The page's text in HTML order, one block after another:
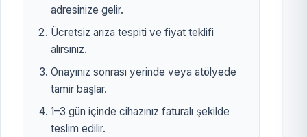
adresinize gelir.
Ücretsiz arıza tespiti ve fiyat teklifi
alırsınız.
Onayınız sonrası yerinde veya atölyede
tamir başlar.
1–3 gün içinde cihazınız faturalı şekilde
teslim edilir.